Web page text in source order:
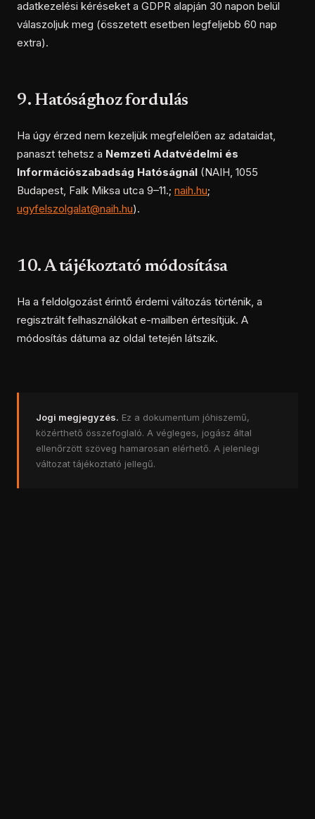
adatkezelési kéréseket a GDPR alapján 30 napon belül
válaszoljuk meg (összetett esetben legfeljebb 60 nap
extra).
9. Hatósághoz fordulás
Ha úgy érzed nem kezeljük megfelelően az adataidat,
panaszt tehetsz a Nemzeti Adatvédelmi és
Információszabadság Hatóságnál (NAIH, 1055
Budapest, Falk Miksa utca 9–11.; naih.hu;
ugyfelszolgalat@naih.hu).
10. A tájékoztató módosítása
Ha a feldolgozást érintő érdemi változás történik, a
regisztrált felhasználókat e-mailben értesítjük. A
módosítás dátuma az oldal tetején látszik.
Jogi megjegyzés. Ez a dokumentum jóhiszemű,
közérthető összefoglaló. A végleges, jogász által
ellenőrzött szöveg hamarosan elérhető. A jelenlegi
változat tájékoztató jellegű.